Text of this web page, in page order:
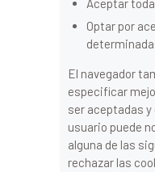
Aceptar
Optar por
El navegador
especificar
ser aceptadas y
usuario puede
alguna de las
rechazar las